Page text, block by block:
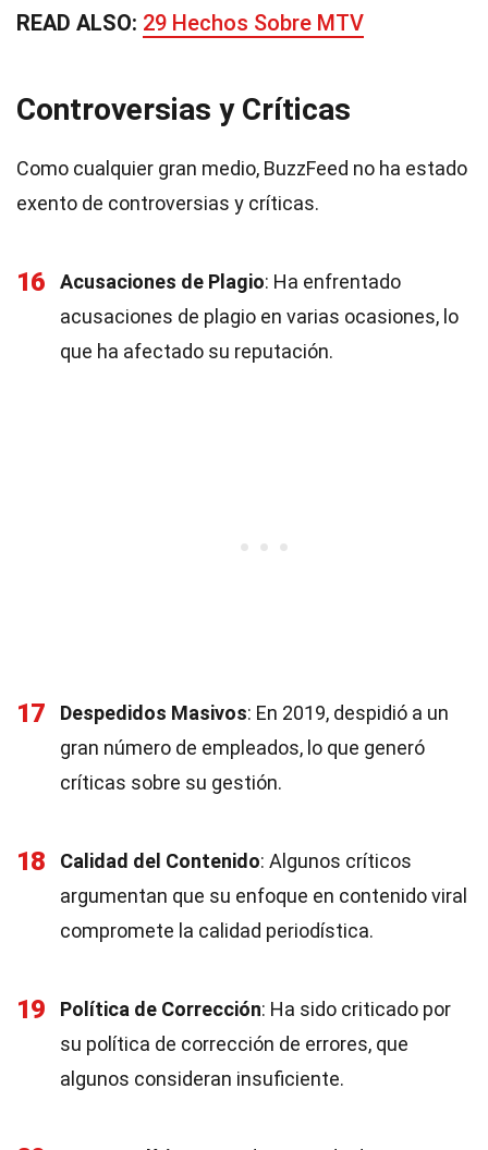
READ ALSO: 29 Hechos Sobre MTV
Controversias y Críticas
Como cualquier gran medio, BuzzFeed no ha estado
exento de controversias y críticas.
16 Acusaciones de Plagio: Ha enfrentado
acusaciones de plagio en varias ocasiones, lo
que ha afectado su reputación.
17 Despedidos Masivos: En 2019, despidió a un
gran número de empleados, lo que generó
críticas sobre su gestión.
18 Calidad del Contenido: Algunos críticos
argumentan que su enfoque en contenido viral
compromete la calidad periodística.
19 Política de Corrección: Ha sido criticado por
su política de corrección de errores, que
algunos consideran insuficiente.